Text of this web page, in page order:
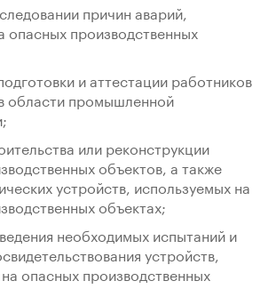
причин аварий,
опасных производственных
и аттестации работников
области промышленной
или реконструкции
объектов, а также
устройств, используемых на
объектах;
необходимых испытаний и
устройств,
опасных производственных